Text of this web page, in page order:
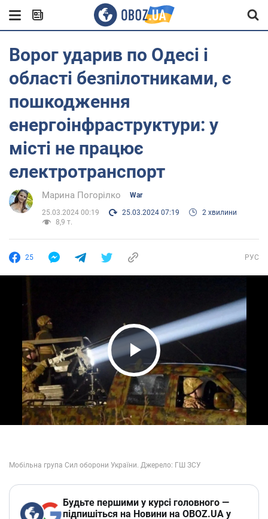
Ворог ударив по Одесі і
області безпілотниками, є
пошкодження
енергоінфраструктури: у
місті не працює
електротранспорт
Марина Погорілко War
25.03.2024 00:19 25.03.2024 07:19
2 хвилини
8,9 т.
25 РУС
Play Video
Будьте першими у курсі головного —
підпишіться на Новини на OBOZ.UA у